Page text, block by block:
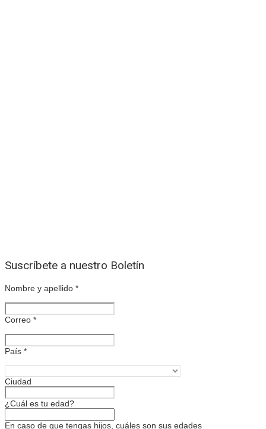
Suscríbete a nuestro Boletín
Nombre y apellido *
Correo *
País *
Ciudad
¿Cuál es tu edad?
En caso de que tengas hijos, cuáles son sus edades